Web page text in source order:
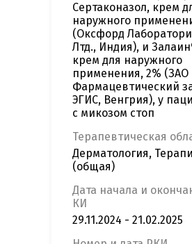
Сертаконазол, крем
наружного
(Оксфорд
Лтд., Индия), и
крем для наружного
применения, 2% (ЗАО
Фармацевтический
ЭГИС, Венгрия), у
с микозом стоп
Терапевтическая
Дерматология,
(общая)
Дата начала и
КИ
29.11.2024 - 21.02.2025